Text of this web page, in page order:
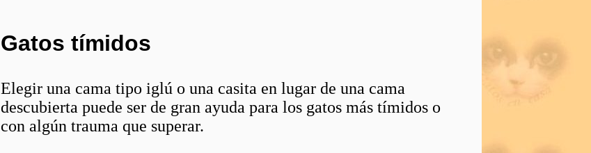
Gatos tímidos
Elegir una cama tipo iglú o una casita en lugar de una cama
descubierta puede ser de gran ayuda para los gatos más tímidos o
con algún trauma que superar.